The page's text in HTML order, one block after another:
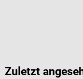
Zuletzt